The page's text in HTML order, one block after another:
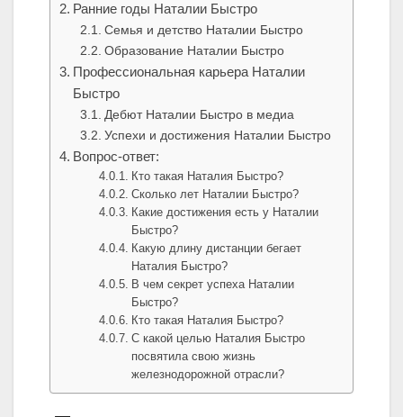
Ранние годы Наталии Быстро
Семья и детство Наталии Быстро
Образование Наталии Быстро
Профессиональная карьера Наталии
Быстро
Дебют Наталии Быстро в медиа
Успехи и достижения Наталии Быстро
Вопрос-ответ:
Кто такая Наталия Быстро?
Сколько лет Наталии Быстро?
Какие достижения есть у Наталии
Быстро?
Какую длину дистанции бегает
Наталия Быстро?
В чем секрет успеха Наталии
Быстро?
Кто такая Наталия Быстро?
С какой целью Наталия Быстро
посвятила свою жизнь
железнодорожной отрасли?